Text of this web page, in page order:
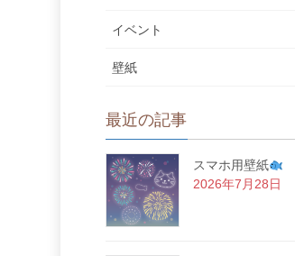
イベント
壁紙
最近の記事
スマホ用壁紙
2026年7月28日